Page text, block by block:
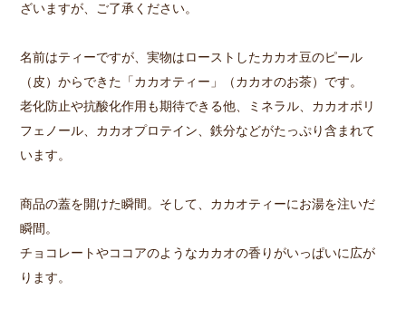
ざいますが、ご了承ください。
名前はティーですが、実物はローストしたカカオ豆のピール
（皮）からできた「カカオティー」（カカオのお茶）です。
老化防止や抗酸化作用も期待できる他、ミネラル、カカオポリ
フェノール、カカオプロテイン、鉄分などがたっぷり含まれて
います。
商品の蓋を開けた瞬間。そして、カカオティーにお湯を注いだ
瞬間。
チョコレートやココアのようなカカオの香りがいっぱいに広が
ります。